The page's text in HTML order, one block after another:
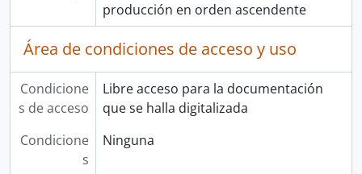
producción en orden ascendente
Área de condiciones de acceso y uso
Condicione
s de acceso
Libre acceso para la documentación
que se halla digitalizada
Condicione
s
Ninguna